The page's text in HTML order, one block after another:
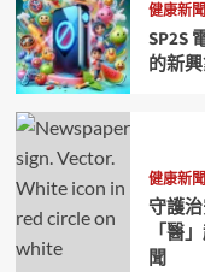
健康新聞
SP2S
的新
健康新聞
守護
「醫
聞